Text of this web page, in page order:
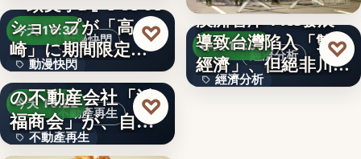
文字
動漫快閃
今天 16:30
動漫快閃
366
ショップが「高
崎」に期間限定で
登場…
♡
不動產再生
今天 16:22
不動產再生
1970年創業の長崎
の不動産会社「浜
福商会」が、自ら
再生…
♡
經濟分析
昨天 18:54
經濟分析
澳洲智庫：AI發展
導致台灣陷入「雙速
經濟」、但絕非川普
所…
♡